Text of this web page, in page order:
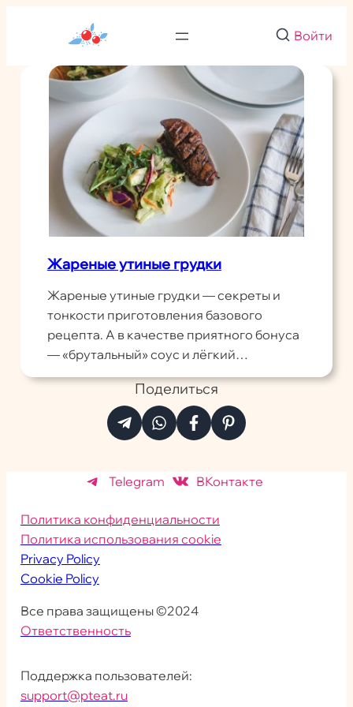
Войти
Жареные утиные грудки
Жареные утиные грудки — секреты и
тонкости приготовления базового
рецепта. А в качестве приятного бонуса
— «брутальный» соус и лёгкий…
Поделиться
Telegram ВКонтакте
Политика конфиденциальности
Политика использования cookie
Privacy Policy
Cookie Policy
Все права защищены ©2024
Ответственность
Поддержка пользователей:
support@pteat.ru